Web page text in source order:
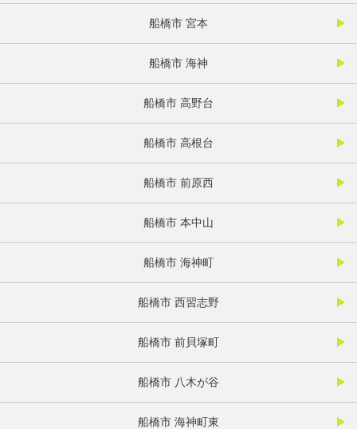
船橋市 宮本
船橋市 海神
船橋市 高野台
船橋市 高根台
船橋市 前原西
船橋市 本中山
船橋市 海神町
船橋市 西習志野
船橋市 前貝塚町
船橋市 八木が谷
船橋市 海神町東